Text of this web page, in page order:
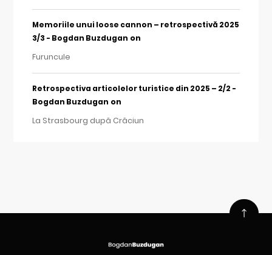
Memoriile unui loose cannon – retrospectivă 2025
3/3 - Bogdan Buzdugan on
Furuncule
Retrospectiva articolelor turistice din 2025 – 2/2 -
Bogdan Buzdugan on
La Strasbourg după Crăciun